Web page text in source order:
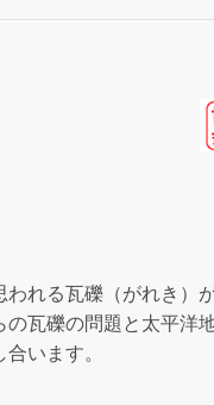
れる瓦礫（がれき）
瓦礫の問題と太平洋
います。